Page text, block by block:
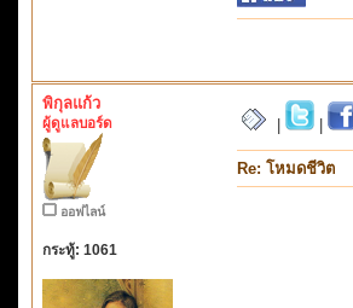
พิกุลแก้ว
ผู้ดูแลบอร์ด
ออฟไลน์
กระทู้: 1061
Re: โหมดชีวิต